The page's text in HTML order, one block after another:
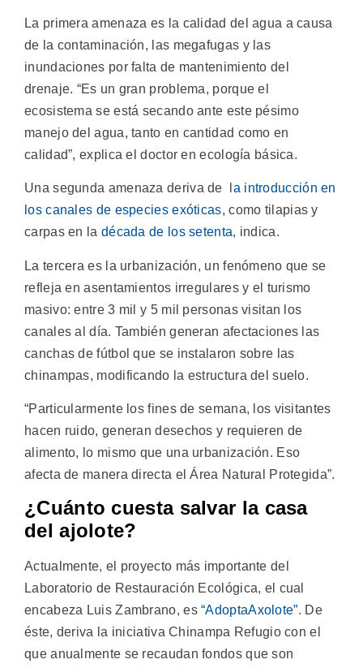
La primera amenaza es la calidad del agua a causa
de la contaminación, las megafugas y las
inundaciones por falta de mantenimiento del
drenaje. “Es un gran problema, porque el
ecosistema se está secando ante este pésimo
manejo del agua, tanto en cantidad como en
calidad”, explica el doctor en ecología básica.
Una segunda amenaza deriva de l a introducción en
los canales de especies exóticas, como tilapias y
carpas en la década de los setenta, indica.
La tercera es la urbanización, un fenómeno que se
refleja en asentamientos irregulares y el turismo
masivo: entre 3 mil y 5 mil personas visitan los
canales al día. También generan afectaciones las
canchas de fútbol que se instalaron sobre las
chinampas, modificando la estructura del suelo.
“Particularmente los fines de semana, los visitantes
hacen ruido, generan desechos y requieren de
alimento, lo mismo que una urbanización. Eso
afecta de manera directa el Área Natural Protegida”.
¿Cuánto cuesta salvar la casa
del ajolote?
Actualmente, el proyecto más importante del
Laboratorio de Restauración Ecológica, el cual
encabeza Luis Zambrano, es “AdoptaAxolote”. De
éste, deriva la iniciativa Chinampa Refugio con el
que anualmente se recaudan fondos que son